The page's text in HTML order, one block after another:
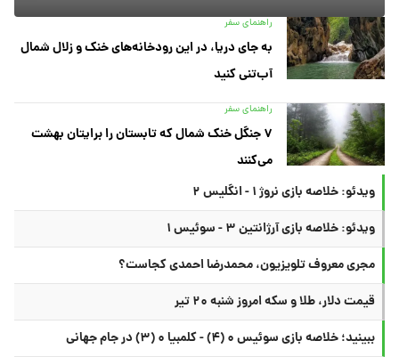
راهنمای سفر
به جای دریا، در این رودخانه‌های خنک و زلال شمال
آب‌تنی کنید
راهنمای سفر
۷ جنگل خنک شمال که تابستان را برایتان بهشت
می‌کنند
ویدئو: خلاصه بازی نروژ ۱ - انگلیس ۲
ویدئو: خلاصه بازی آرژانتین ۳ - سوئیس ۱
مجری معروف تلویزیون، محمدرضا احمدی کجاست؟
قیمت دلار، طلا و سکه امروز شنبه ۲۰ تیر
ببینید؛ خلاصه بازی سوئیس ۰ (۴) - کلمبیا ۰ (۳) در جام جهانی